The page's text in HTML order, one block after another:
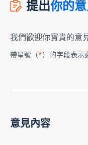
提出你的
我們歡迎你寶貴的意
帶星號（*）的字段表示
意見內容